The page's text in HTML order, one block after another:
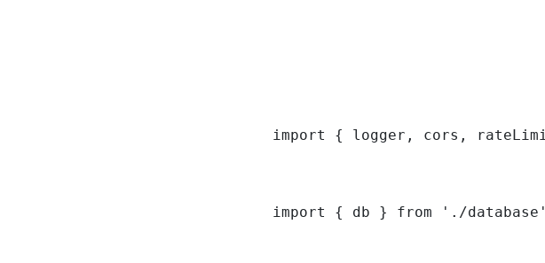
import { logger, cors,
import { db } from './